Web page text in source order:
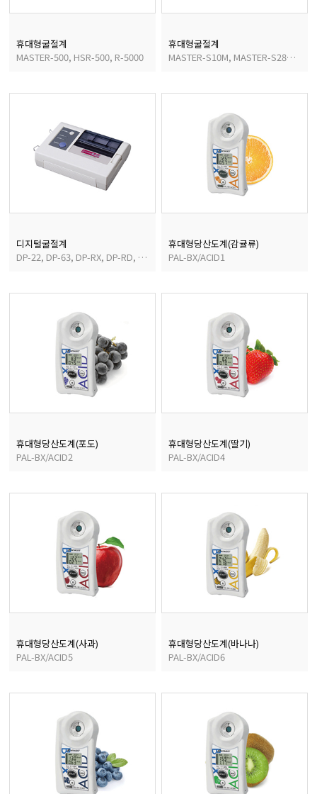
휴대형굴절계
MASTER-500, HSR-500, R-5000
휴대형굴절계
MASTER-S10M, MASTER-S28M, MASTER-S10, MASTER-S28
디지털굴절계
DP-22, DP-63, DP-RX, DP-RD, DP-AD
휴대형당산도계(감귤류)
PAL-BX/ACID1
휴대형당산도계(포도)
PAL-BX/ACID2
휴대형당산도계(딸기)
PAL-BX/ACID4
휴대형당산도계(사과)
PAL-BX/ACID5
휴대형당산도계(바나나)
PAL-BX/ACID6